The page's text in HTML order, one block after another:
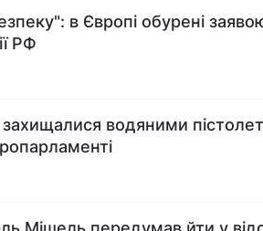
в Європі обурені
РФ
водяними